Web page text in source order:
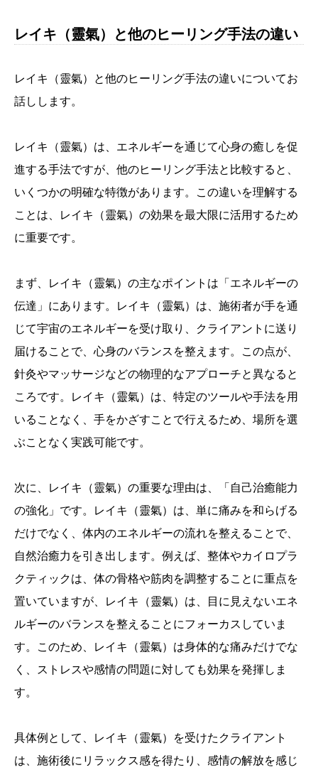
レイキ（靈氣）と他のヒーリング手法の違い
レイキ（靈氣）と他のヒーリング手法の違いについてお
話しします。
レイキ（靈氣）は、エネルギーを通じて心身の癒しを促
進する手法ですが、他のヒーリング手法と比較すると、
いくつかの明確な特徴があります。この違いを理解する
ことは、レイキ（靈氣）の効果を最大限に活用するため
に重要です。
まず、レイキ（靈氣）の主なポイントは「エネルギーの
伝達」にあります。レイキ（靈氣）は、施術者が手を通
じて宇宙のエネルギーを受け取り、クライアントに送り
届けることで、心身のバランスを整えます。この点が、
針灸やマッサージなどの物理的なアプローチと異なると
ころです。レイキ（靈氣）は、特定のツールや手法を用
いることなく、手をかざすことで行えるため、場所を選
ぶことなく実践可能です。
次に、レイキ（靈氣）の重要な理由は、「自己治癒能力
の強化」です。レイキ（靈氣）は、単に痛みを和らげる
だけでなく、体内のエネルギーの流れを整えることで、
自然治癒力を引き出します。例えば、整体やカイロプラ
クティックは、体の骨格や筋肉を調整することに重点を
置いていますが、レイキ（靈氣）は、目に見えないエネ
ルギーのバランスを整えることにフォーカスしていま
す。このため、レイキ（靈氣）は身体的な痛みだけでな
く、ストレスや感情の問題に対しても効果を発揮しま
す。
具体例として、レイキ（靈氣）を受けたクライアント
は、施術後にリラックス感を得たり、感情の解放を感じ